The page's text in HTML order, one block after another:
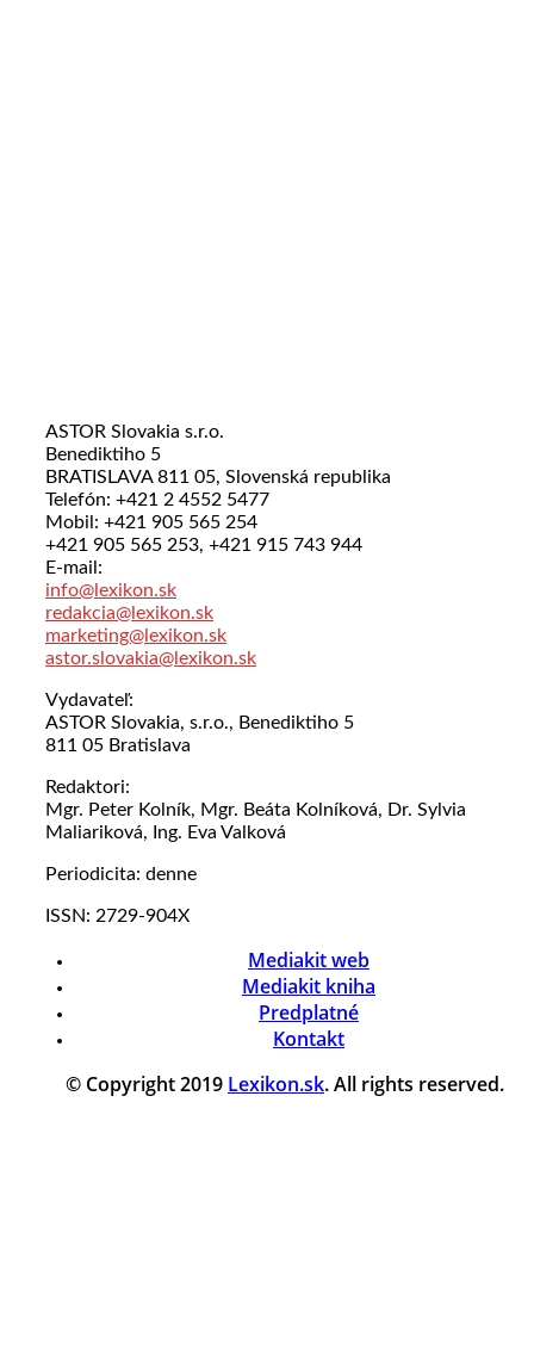
ASTOR Slovakia s.r.o.
Benediktiho 5
BRATISLAVA 811 05, Slovenská republika
Telefón: +421 2 4552 5477
Mobil: +421 905 565 254
+421 905 565 253, +421 915 743 944
E-mail:
info@lexikon.sk
redakcia@lexikon.sk
marketing@lexikon.sk
astor.slovakia@lexikon.sk
Vydavateľ:
ASTOR Slovakia, s.r.o., Benediktiho 5
811 05 Bratislava
Redaktori:
Mgr. Peter Kolník, Mgr. Beáta Kolníková, Dr. Sylvia
Maliariková, Ing. Eva Valková
Periodicita: denne
ISSN: 2729-904X
Mediakit web
Mediakit kniha
Predplatné
Kontakt
© Copyright 2019 Lexikon.sk. All rights reserved.